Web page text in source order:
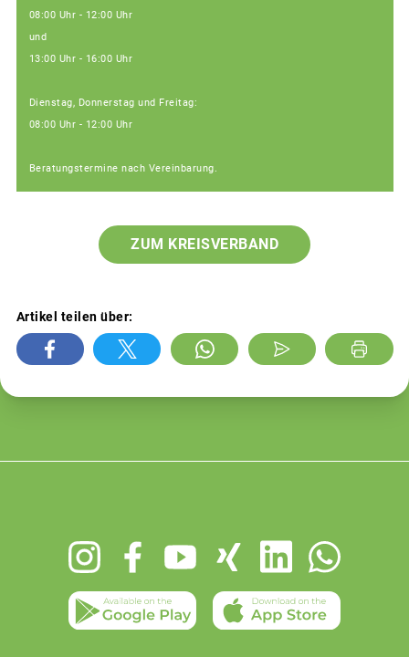
08:00 Uhr - 12:00 Uhr
und
13:00 Uhr - 16:00 Uhr
Dienstag, Donnerstag und Freitag:
08:00 Uhr - 12:00 Uhr
Beratungstermine nach Vereinbarung.
ZUM KREISVERBAND
Artikel teilen über: